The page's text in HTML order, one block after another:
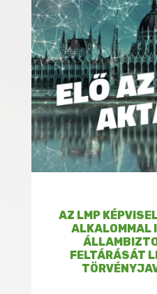
AZ LMP
ALKALOMMAL
FELTÁRÁSÁT